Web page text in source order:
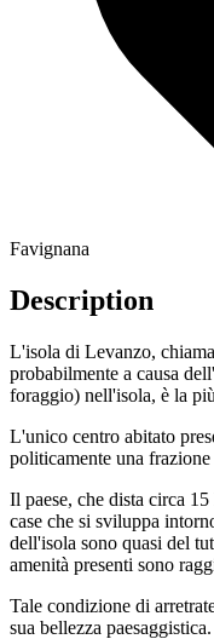
Favignana
Description
L'isola di Levanzo,
probabilmente a causa
foraggio) nell'isola, è la
L'unico centro abitato
politicamente una
Il paese, che dista circa
case che si sviluppa
dell'isola sono quasi del
amenità presenti sono
Tale condizione di
sua bellezza paesaggistica.